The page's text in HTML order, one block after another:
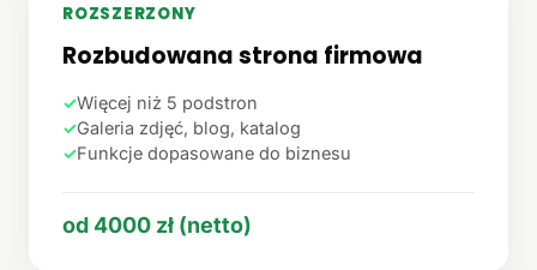
ROZSZERZONY
Rozbudowana strona firmowa
✓Więcej niż 5 podstron
✓Galeria zdjęć, blog, katalog
✓Funkcje dopasowane do biznesu
od 4000 zł (netto)